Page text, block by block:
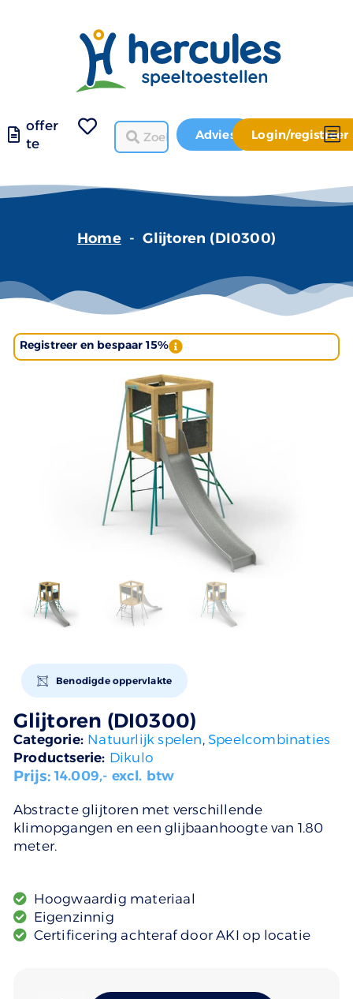
offer
te
Advies Login/registreer
Home - Glijtoren (DI0300)
Registreer en bespaar 15%
Benodigde oppervlakte
Glijtoren (DI0300)
Categorie: Natuurlijk spelen, Speelcombinaties
Productserie: Dikulo
Prijs:14.009,- excl. btw
Abstracte glijtoren met verschillende
klimopgangen en een glijbaanhoogte van 1.80
meter.
Hoogwaardig materiaal
Eigenzinnig
Certificering achteraf door AKI op locatie